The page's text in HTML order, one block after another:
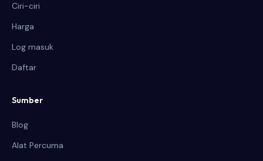
Ciri-ciri
Harga
Log masuk
Daftar
Sumber
Blog
Alat Percuma